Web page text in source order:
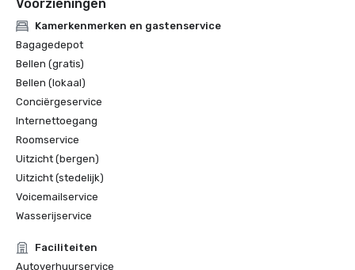
Voorzieningen
Kamerkenmerken en gastenservice
Bagagedepot
Bellen (gratis)
Bellen (lokaal)
Conciërgeservice
Internettoegang
Roomservice
Uitzicht (bergen)
Uitzicht (stedelijk)
Voicemailservice
Wasserijservice
Faciliteiten
Autoverhuurservice